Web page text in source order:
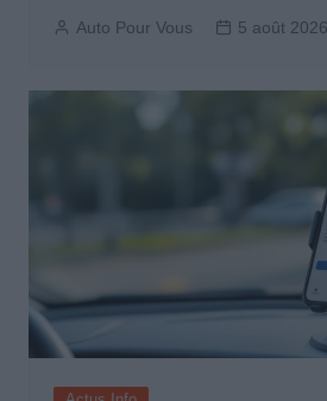
Auto Pour Vous 5 août 2026